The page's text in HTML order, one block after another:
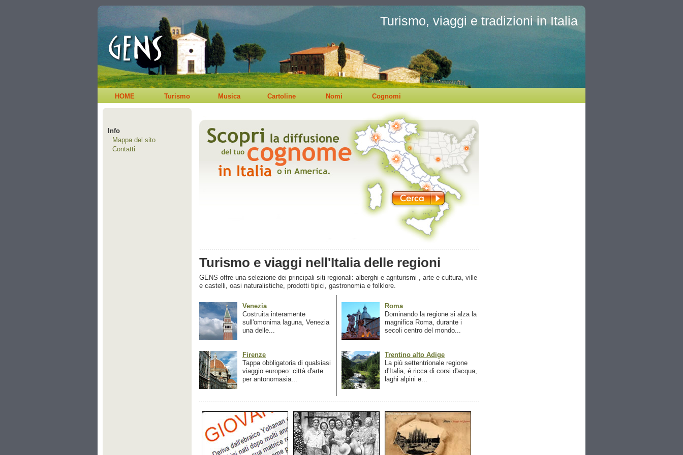
Turismo, viaggi e tradizioni in Italia
HOME Turismo Musica Cartoline Nomi Cognomi
Info
Mappa del sito
Contatti
Turismo e viaggi nell'Italia delle regioni
GENS offre una selezione dei principali siti regionali: alberghi e agriturismi , arte e cultura, ville
e castelli, oasi naturalistiche, prodotti tipici, gastronomia e folklore.
Venezia
Costruita interamente
sull'omonima laguna, Venezia
una delle...
Firenze
Tappa obbligatoria di qualsiasi
viaggio europeo: città d'arte
per antonomasia...
Roma
Dominando la regione si alza la
magnifica Roma, durante i
secoli centro del mondo...
Trentino alto Adige
La più settentrionale regione
d'Italia, é ricca di corsi d'acqua,
laghi alpini e...